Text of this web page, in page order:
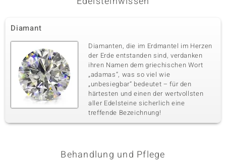
Diamant
Diamanten, die im Erdmantel im Herzen
der Erde entstanden sind, verdanken
ihren Namen dem griechischen Wort
„adamas“, was so viel wie
„unbesiegbar“ bedeutet – für den
härtesten und einen der wertvollsten
aller Edelsteine sicherlich eine
treffende Bezeichnung!
Behandlung und Pflege